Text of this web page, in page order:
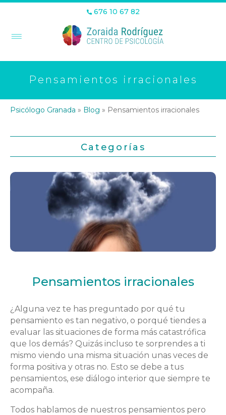
676 10 67 82
Pensamientos irracionales
Psicólogo Granada » Blog » Pensamientos irracionales
Categorías
Pensamientos irracionales
¿Alguna vez te has preguntado por qué tu
pensamiento es tan negativo, o porqué tiendes a
evaluar las situaciones de forma más catastrófica
que los demás? Quizás incluso te sorprendes a ti
mismo viendo una misma situación unas veces de
forma positiva y otras no. Esto se debe a tus
pensamientos, ese diálogo interior que siempre te
acompaña.
Todos hablamos de nuestros pensamientos pero